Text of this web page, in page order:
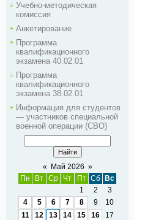
Учебно-методическая
комиссия
Анкетирование
Программа
квалификационного
экзамена 40.02.01
Программа
квалификационного
экзамена 38.02.01
Информация для студентов
— участников специальной
военной операции (СВО)
« Май 2026 »
Пн
Вт Ср Чт Пт Сб
Вс
1
2
3
4
5 6 7 8 9
10
11
12 13 14 15 16
17